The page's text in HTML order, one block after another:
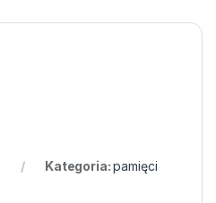
Kategoria:pamięci